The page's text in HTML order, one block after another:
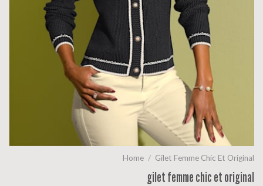
Home / Gilet Femme Chic Et Original
gilet femme chic et original